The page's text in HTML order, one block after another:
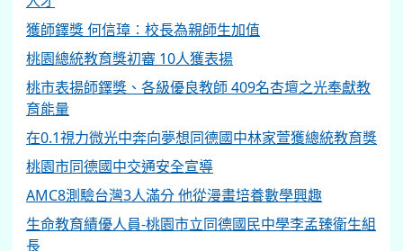
獲師鐸獎 何信璋︰校長為親師生加值
桃園總統教育獎初審 10人獲表揚
桃市表揚師鐸獎、各級優良教師 409名杏壇之光奉獻教
育能量
在0.1視力微光中奔向夢想同德國中林家萱獲總統教育獎
桃園市同德國中交通安全宣導
AMC8測驗台灣3人滿分 他從漫畫培養數學興趣
生命教育績優人員-桃園市立同德國民中學李孟臻衛生組
長